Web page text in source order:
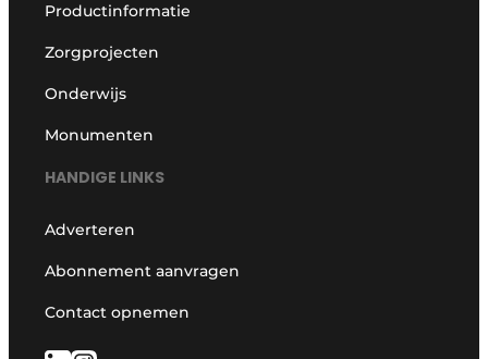
Productinformatie
Zorgprojecten
Onderwijs
Monumenten
HANDIGE LINKS
Adverteren
Abonnement aanvragen
Contact opnemen